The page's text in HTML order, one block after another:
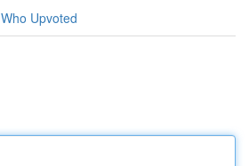
Who Upvoted